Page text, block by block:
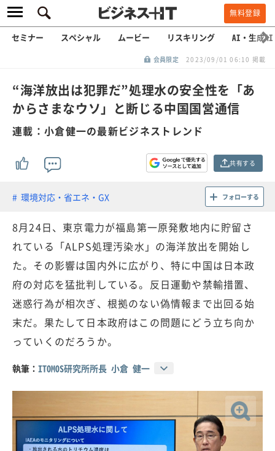
無料登録
セミナー スペシャル ムービー リスキリング AI・生成AI
会員限定 2023/09/01 06:10 掲載
“海洋放出は犯罪だ”処理水の安全性を「あ
からさまなウソ」と断じる中国国営通信
連載：小倉健一の最新ビジネストレンド
共有する
環境対応・省エネ・GX フォローする
8月24日、東京電力が福島第一原発敷地内に貯留さ
れている「ALPS処理汚染水」の海洋放出を開始し
た。その影響は国内外に広がり、特に中国は日本政
府の対応を猛批判している。反日運動や禁輸措置、
迷惑行為が相次ぎ、根拠のない偽情報まで出回る始
末だ。果たして日本政府はこの問題にどう立ち向か
っていくのだろうか。
執筆： ITOMOS研究所所長 小倉 健一